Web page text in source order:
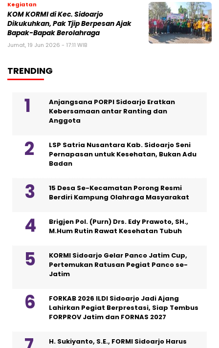
Kegiatan
KOM KORMI di Kec. Sidoarjo
Dikukuhkan, Pak Tjip Berpesan Ajak
Bapak-Bapak Berolahraga
Jumat, 19 Jun 2026 - 17:11 WIB
TRENDING
Anjangsana PORPI Sidoarjo Eratkan
Kebersamaan antar Ranting dan
Anggota
LSP Satria Nusantara Kab. Sidoarjo Seni
Pernapasan untuk Kesehatan, Bukan Adu
Badan
15 Desa Se-Kecamatan Porong Resmi
Berdiri Kampung Olahraga Masyarakat
Brigjen Pol. (Purn) Drs. Edy Prawoto, SH.,
M.Hum Rutin Rawat Kesehatan Tubuh
KORMI Sidoarjo Gelar Panco Jatim Cup,
Pertemukan Ratusan Pegiat Panco se-
Jatim
FORKAB 2026 ILDI Sidoarjo Jadi Ajang
Lahirkan Pegiat Berprestasi, Siap Tembus
FORPROV Jatim dan FORNAS 2027
H. Sukiyanto, S.E., FORMI Sidoarjo Harus